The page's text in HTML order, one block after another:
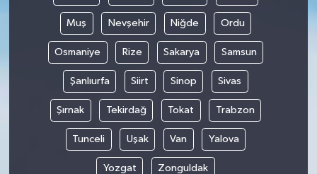
Muş Nevşehir Niğde Ordu
Osmaniye Rize Sakarya Samsun
Şanlıurfa Siirt Sinop Sivas
Şırnak Tekirdağ Tokat Trabzon
Tunceli Uşak Van Yalova
Yozgat Zonguldak